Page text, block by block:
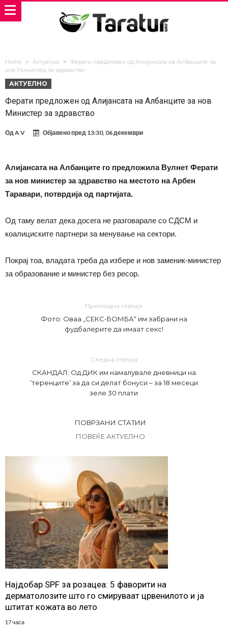
Home Актуелно
Ферати предложен од Алијансата на Албанците за
нов Министер за здравство
АКТУЕЛНО
Ферати предложен од Алијансата на Албанците за нов
Министер за здравство
ОдA V Објавено пред 13:30, 06 декември
Алијансата на Албанците го предложила Вулнет Ферати
за нов министер за здравство на местото на Арбен
Таравари, потврдија од партијата.
Од таму велат дека досега не разговарале со СДСМ и
коалициските партнери за менување на сектори.
Покрај тоа, владата треба да избере и нов заменик-министер
за образование и министер без ресор.
Претходна статија
Фото: Оваа „СЕКС-БОМБА“ им забрани на
фудбалерите да имаат секс!
Следна статија
СКАНДАЛ: Од ДИК им намалувале дневници на
’теренците’ за да си делат бонуси – за 18 месеци
зеле 30 плати
ПОВРЗАНИ СТАТИИ
ПОВЕЌЕ АКТУЕЛНО
Најдобар SPF за розацеа: 5 фаворити на
дерматолозите што го смируваат црвенилото и ја
штитат кожата во лето
17 часа